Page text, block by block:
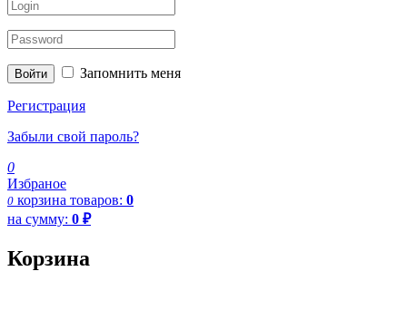
Войти Запомнить меня
Регистрация
Забыли свой пароль?
0
Избраное
0 корзина товаров: 0
на сумму: 0 ₽
Корзина